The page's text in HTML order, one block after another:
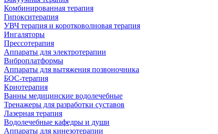
Комбинированная терапия
Гипокситерапия
УВЧ терапия и коротковолновая терапия
Ингаляторы
Прессотерапия
Аппараты для электротерапии
Виброплатформы
Аппараты для вытяжения позвоночника
БОС-терапия
Криотерапия
Ванны медицинские водолечебные
Тренажеры для разработки суставов
Лазерная терапия
Водолечебные кафедры и души
Аппараты для кинезотерапии